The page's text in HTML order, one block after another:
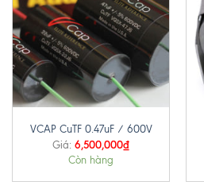
VCAP CuTF 0.47uF / 600V
Giá: 6,500,000₫
Còn hàng